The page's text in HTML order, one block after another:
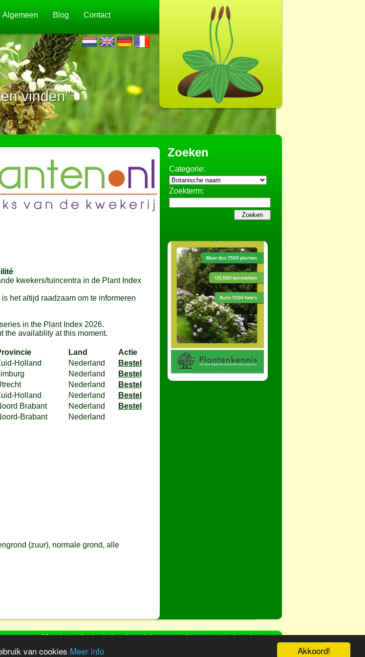
Akkoord!
van cookies Meer info
Algemeen Blog Contact
vinden”
kwekers/tuincentra in de Plant Index
het altijd raadzaam om te informeren
in the Plant Index 2026.
the availablity at this moment.
Land
Actie
Holland Nederland
Bestel
Nederland
Bestel
Nederland
Bestel
Holland Nederland
Bestel
Brabant Nederland
Bestel
Brabant Nederland
(zuur), normale grond, alle
Zoeken
Categorie:
Zoekterm:
Alle tekst en foto's zijn beschermd door copyright, contact via de webmaster
Wilt u uw bedrijf, product of website onder de aandacht brengen bij onze bezoekers?